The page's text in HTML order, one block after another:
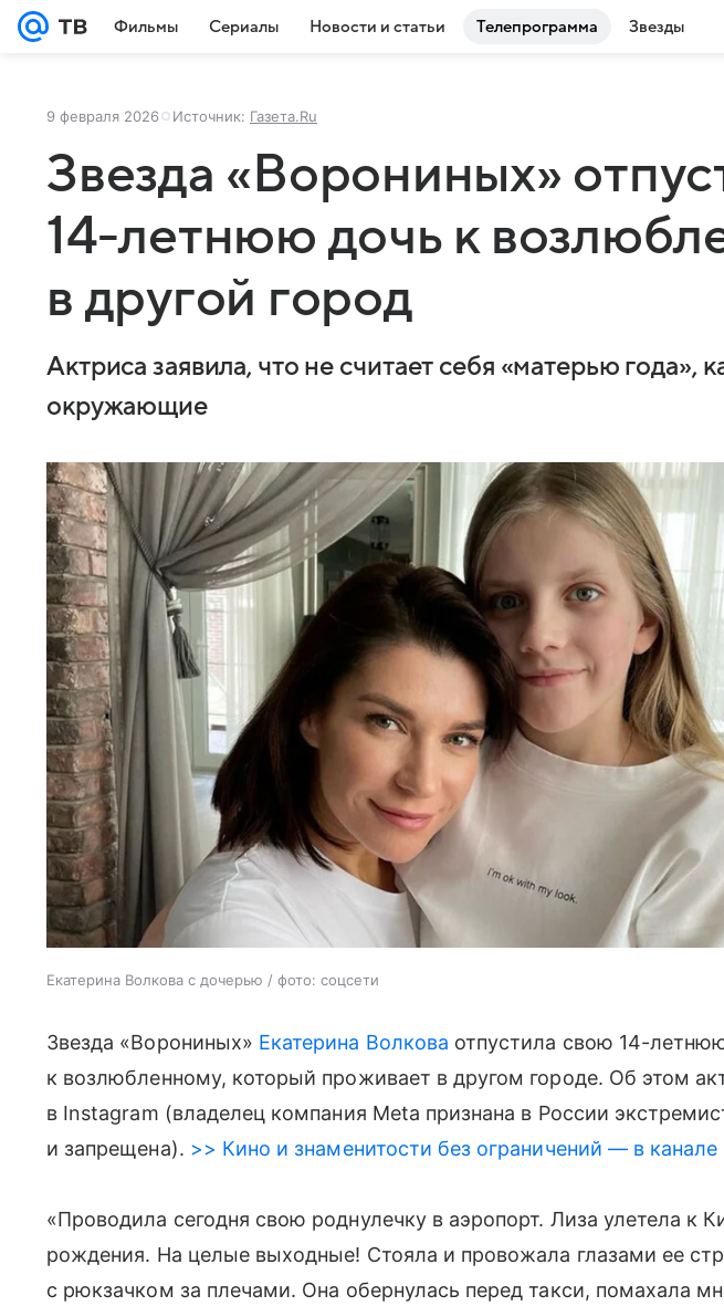
Фильмы Сериалы Новости и статьи Телепрограмма Звезды
9 февраля 2026 Источник: Газета.Ru
Звезда «Ворониных»
14-летнюю дочь к
в другой город
Актриса заявила, что не считает себя «матерью года»,
окружающие
Екатерина Волкова с дочерью / фото: соцсети
Звезда «Ворониных» Екатерина Волкова отпустила свою 14-
к возлюбленному, который проживает в другом городе. Об этом
в Instagram (владелец компания Meta признана в России
и запрещена). >> Кино и знаменитости без ограничений — в канале
«Проводила сегодня свою роднулечку в аэропорт. Лиза улетела к
рождения. На целые выходные! Стояла и провожала глазами ее
с рюкзачком за плечами. Она обернулась перед такси, помахала